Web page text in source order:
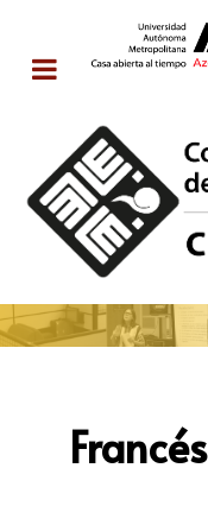
Francés